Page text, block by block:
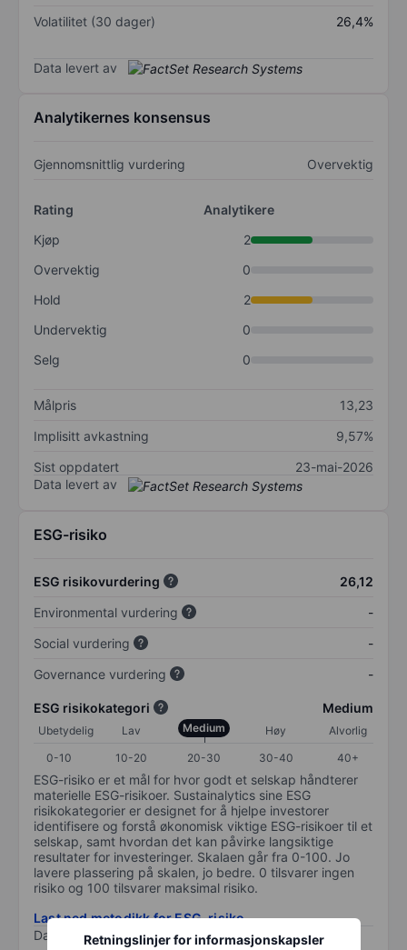
Retningslinjer for informasjonskapsler
Volatilitet (30 dager)
26,4%
Data levert av
Analytikernes konsensus
Gjennomsnittlig vurdering Overvektig
Rating
Analytikere
Kjøp
2
Overvektig
0
Hold
2
Undervektig
0
Selg
0
Målpris
13,23
Implisitt avkastning
9,57%
Sist oppdatert
23-mai-2026
Data levert av
ESG-risiko
ESG risikovurdering
26,12
Environmental vurdering
-
Social vurdering
-
Governance vurdering
-
ESG risikokategori Medium
Ubetydelig Lav Medium Høy
Alvorlig
0-10
10-20 20-30 30-40 40+
ESG-risiko er et mål for hvor godt et selskap håndterer
materielle ESG-risikoer. Sustainalytics sine ESG
risikokategorier er designet for å hjelpe investorer
identifisere og forstå økonomisk viktige ESG-risikoer til et
selskap, samt hvordan det kan påvirke langsiktige
resultater for investeringer. Skalaen går fra 0-100. Jo
lavere plassering på skalen, jo bedre. 0 tilsvarer ingen
risiko og 100 tilsvarer maksimal risiko.
Last ned metodikk for ESG-risiko
Data levert av
/